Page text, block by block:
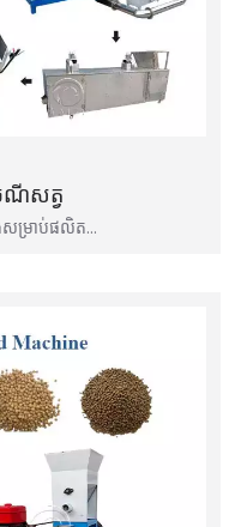
ណីសត្វ
ងសម្រាប់ផលិត…